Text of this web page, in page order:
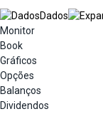
Dados
Monitor
Book
Gráficos
Opções
Balanços
Dividendos